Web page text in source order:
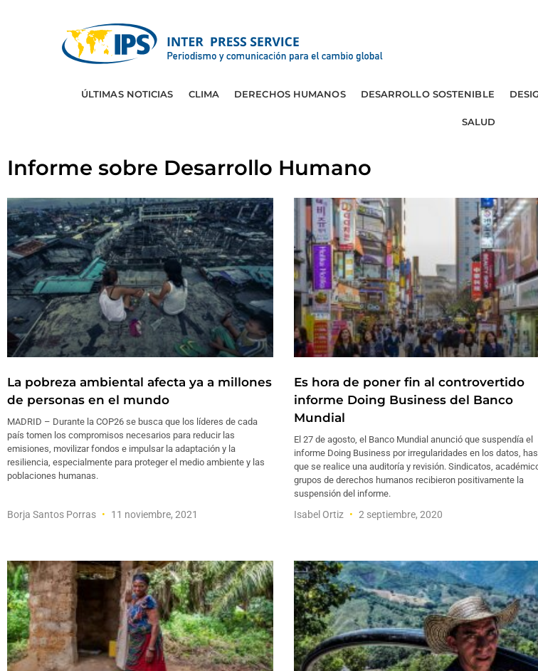
ÚLTIMAS NOTICIAS CLIMA DERECHOS HUMANOS DESARROLLO SOSTENIBLE
SALUD
Informe sobre Desarrollo Humano
La pobreza ambiental afecta ya a millones
de personas en el mundo
MADRID – Durante la COP26 se busca que los líderes de cada
país tomen los compromisos necesarios para reducir las
emisiones, movilizar fondos e impulsar la adaptación y la
resiliencia, especialmente para proteger el medio ambiente y las
poblaciones humanas.
Borja Santos Porras 11 noviembre, 2021
Es hora de poner fin al controvertido
informe Doing Business del Banco
Mundial
El 27 de agosto, el Banco Mundial anunció que suspendía el
informe Doing Business por irregularidades en los datos,
que se realice una auditoría y revisión. Sindicatos,
grupos de derechos humanos recibieron positivamente la
suspensión del informe.
Isabel Ortiz 2 septiembre, 2020